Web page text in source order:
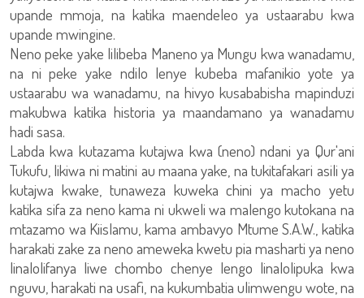
upande mmoja, na katika maendeleo ya ustaarabu kwa
upande mwingine.
Neno peke yake lilibeba Maneno ya Mungu kwa wanadamu,
na ni peke yake ndilo lenye kubeba mafanikio yote ya
ustaarabu wa wanadamu, na hivyo kusababisha mapinduzi
makubwa katika historia ya maandamano ya wanadamu
hadi sasa.
Labda kwa kutazama kutajwa kwa (neno) ndani ya Qur'ani
Tukufu, likiwa ni matini au maana yake, na tukitafakari asili ya
kutajwa kwake, tunaweza kuweka chini ya macho yetu
katika sifa za neno kama ni ukweli wa malengo kutokana na
mtazamo wa Kiislamu, kama ambavyo Mtume S.A.W., katika
harakati zake za neno ameweka kwetu pia masharti ya neno
linalolifanya liwe chombo chenye lengo linalolipuka kwa
nguvu, harakati na usafi, na kukumbatia ulimwengu wote, na